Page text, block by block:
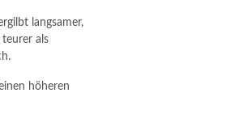
langsamer,
als
höheren